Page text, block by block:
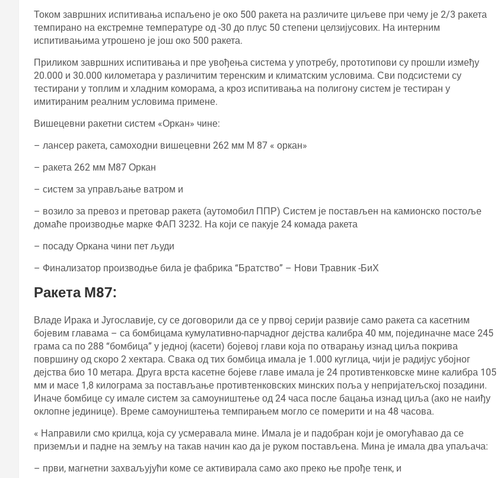
Током завршних испитивања испаљено је око 500 ракета на различите циљеве при чему је 2/3 ракета
темпирано на екстремне температуре од -30 до плус 50 степени целзијусових. На интерним
испитивањима утрошено је још око 500 ракета.
Приликом завршних испитивања и пре увођења система у употребу, прототипови су прошли између
20.000 и 30.000 километара у различитим теренским и климатским условима. Сви подсистеми су
тестирани у топлим и хладним коморама, а кроз испитивања на полигону систем је тестиран у
имитираним реалним условима примене.
Вишецевни ракетни систем «Оркан» чине:
– лансер ракета, самоходни вишецевни 262 мм М 87 « оркан»
– ракета 262 мм М87 Оркан
– систем за управљање ватром и
– возило за превоз и претовар ракета (аутомобил ППР) Систем је постављен на камионско постоље
домаће производње марке ФАП 3232. На који се пакује 24 комада ракета
– посаду Оркана чини пет људи
– Финализатор производње била је фабрика “Братство” – Нови Травник -БиХ
Ракета М87:
Владе Ирака и Југославије, су се договорили да се у првој серији развије само ракета са касетним
бојевим главама – са бомбицама кумулативно-парчадног дејства калибра 40 мм, појединачне масе 245
грама са по 288 “бомбица” у једној (касети) бојевој глави која по отварању изнад циља покрива
површину од скоро 2 хектара. Свака од тих бомбица имала је 1.000 куглица, чији је радијус убојног
дејства био 10 метара. Друга врста касетне бојеве главе имала је 24 противтенковске мине калибра 105
мм и масе 1,8 килограма за постављање противтенковских минских поља у непријатељској позадини.
Иначе бомбице су имале систем за самоуништење од 24 часа после бацања изнад циља (ако не наиђу
оклопне јединице). Време самоуништења темпирањем могло се померити и на 48 часова.
« Направили смо крилца, која су усмеравала мине. Имала је и падобран који је омогућавао да се
приземљи и падне на земљу на такав начин као да је руком постављена. Мина је имала два упаљача:
– први, магнетни захваљујући коме се активирала само ако преко ње прође тенк, и